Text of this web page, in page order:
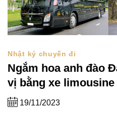
Nhật ký chuyến đi
Ngắm hoa anh đào
vị bằng xe limousine
19/11/2023